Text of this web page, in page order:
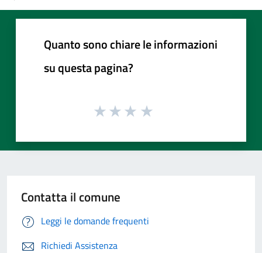
Quanto sono chiare le informazioni
su questa pagina?
Contatta il comune
Leggi le domande frequenti
Richiedi Assistenza